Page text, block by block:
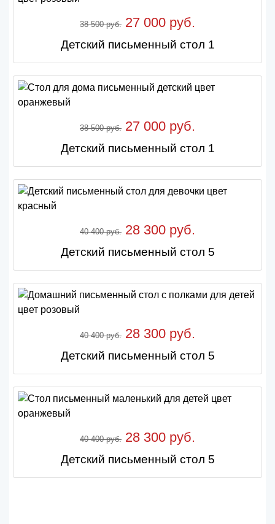
38 500 руб. 27 000 руб.
Детский письменный стол 1
38 500 руб. 27 000 руб.
Детский письменный стол 1
40 400 руб. 28 300 руб.
Детский письменный стол 5
40 400 руб. 28 300 руб.
Детский письменный стол 5
40 400 руб. 28 300 руб.
Детский письменный стол 5